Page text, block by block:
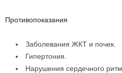
Противопоказания
Заболевания ЖКТ и почек.
Гипертония.
Нарушения сердечного